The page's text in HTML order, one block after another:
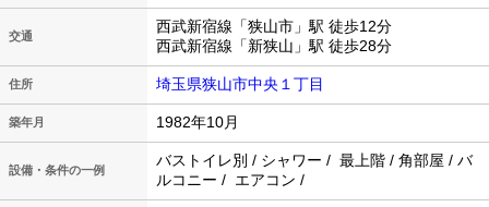
交通
西武新宿線「狭山市」駅 徒歩12分
西武新宿線「新狭山」駅 徒歩28分
住所 埼玉県狭山市中央１丁目
築年月 1982年10月
設備・条件の一例
バストイレ別 / シャワー / 最上階 / 角部屋 / バ
ルコニー / エアコン /